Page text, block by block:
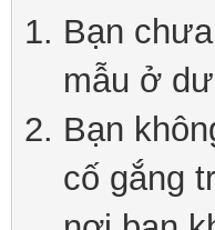
Bạn
mẫu ở
Bạn
cố gắng